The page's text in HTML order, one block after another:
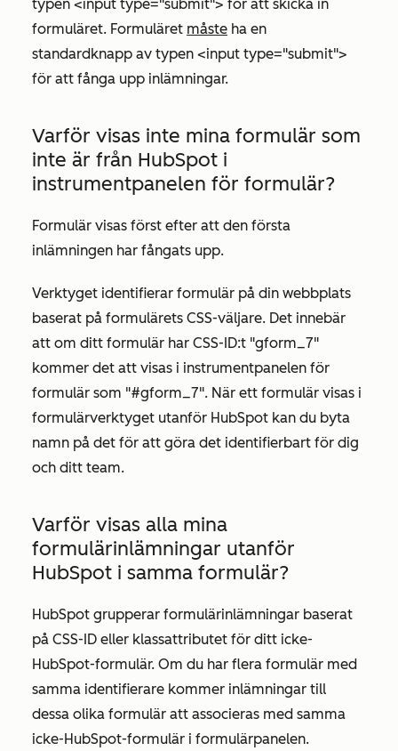
typen <input type="submit"> för att skicka in
formuläret. Formuläret måste ha en
standardknapp av typen <input type="submit">
för att fånga upp inlämningar.
Varför visas inte mina formulär som
inte är från HubSpot i
instrumentpanelen för formulär?
Formulär visas först efter att den första
inlämningen har fångats upp.
Verktyget identifierar formulär på din webbplats
baserat på formulärets CSS-väljare. Det innebär
att om ditt formulär har CSS-ID:t "gform_7"
kommer det att visas i instrumentpanelen för
formulär som "#gform_7". När ett formulär visas i
formulärverktyget utanför HubSpot kan du byta
namn på det för att göra det identifierbart för dig
och ditt team.
Varför visas alla mina
formulärinlämningar utanför
HubSpot i samma formulär?
HubSpot grupperar formulärinlämningar baserat
på CSS-ID eller klassattributet för ditt icke-
HubSpot-formulär. Om du har flera formulär med
samma identifierare kommer inlämningar till
dessa olika formulär att associeras med samma
icke-HubSpot-formulär i formulärpanelen.